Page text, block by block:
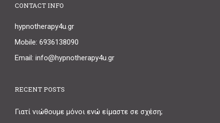
CONTACT INFO
hypnotherapy4u.gr
Mobile: 6936138090
Email: info@hypnotherapy4u.gr
RECENT POSTS
Γιατί νιώθουμε μόνοι ενώ είμαστε σε σχέση;